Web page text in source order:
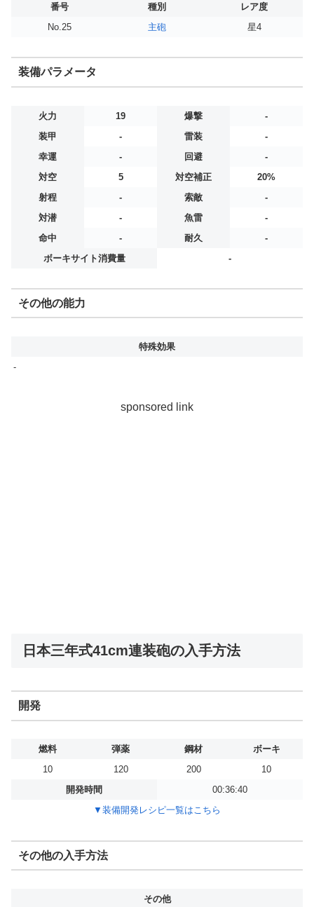
番号 種別
レア度
No.25
主砲 星4
装備パラメータ
火力 19 爆撃
-
装甲
- 雷装
-
幸運
- 回避
-
対空
5 対空補正
20%
射程
- 索敵
-
対潜
- 魚雷
-
命中
- 耐久
-
ボーキサイト消費量
-
その他の能力
特殊効果
-
sponsored link
日本三年式41cm連装砲の入手方法
開発
燃料 弾薬 鋼材
ボーキ
10
120 200
10
開発時間
00:36:40
▼装備開発レシピ一覧はこちら
その他の入手方法
その他